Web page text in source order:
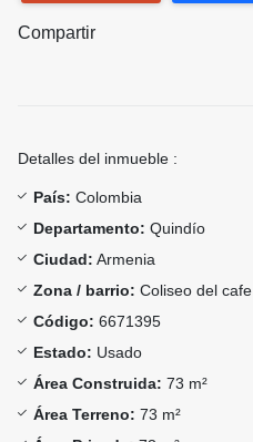
Compartir
Detalles del inmueble :
País: Colombia
Departamento: Quindío
Ciudad: Armenia
Zona / barrio: Coliseo del cafe
Código: 6671395
Estado: Usado
Área Construida: 73 m²
Área Terreno: 73 m²